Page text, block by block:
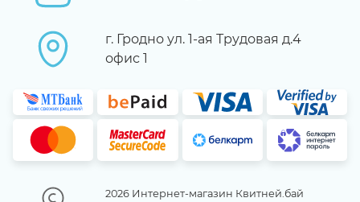
г. Гродно ул. 1-ая Трудовая д.4
офис 1
2026 Интернет-магазин Квитней.бай